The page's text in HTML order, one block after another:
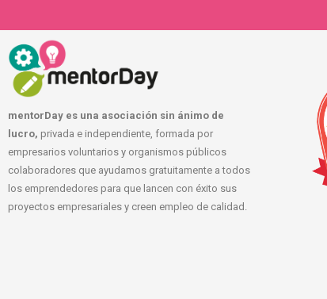
mentorDay es una asociación sin ánimo de
lucro, privada e independiente, formada por
empresarios voluntarios y organismos públicos
colaboradores que ayudamos gratuitamente a todos
los emprendedores para que lancen con éxito sus
proyectos empresariales y creen empleo de calidad.